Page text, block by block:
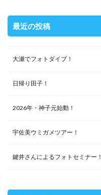
最近の投稿
大瀬でフォトダイブ！
日帰り田子！
2026年・神子元始動！
宇佐美ウミガメツアー！
鍵井さんによるフォトセミナー！